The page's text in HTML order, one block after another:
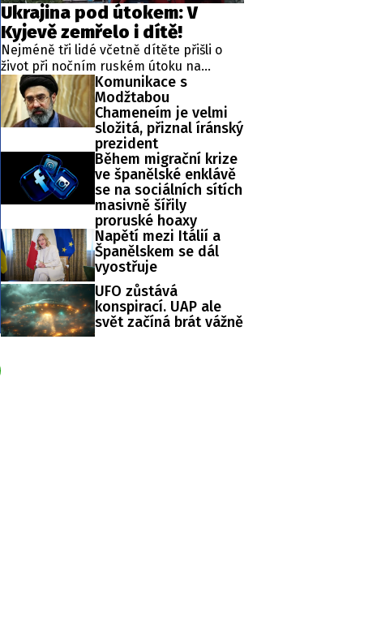
Ukrajina pod útokem: V
Kyjevě zemřelo i dítě!
Nejméně tři lidé včetně dítěte přišli o
život při nočním ruském útoku na
ukrajinskou metropoli Kyjev.
Informovala o tom britská stanice BBC.
Moskva tak pokračuje v sérii ničivých a
smrtících útoků na hlavní město
Komunikace s
Modžtabou
Chameneím je velmi
složitá, přiznal íránský
prezident
Během migrační krize
ve španělské enklávě
se na sociálních sítích
masivně šířily
proruské hoaxy
Napětí mezi Itálií a
Španělskem se dál
vyostřuje
UFO zůstává
konspirací. UAP ale
svět začíná brát vážně